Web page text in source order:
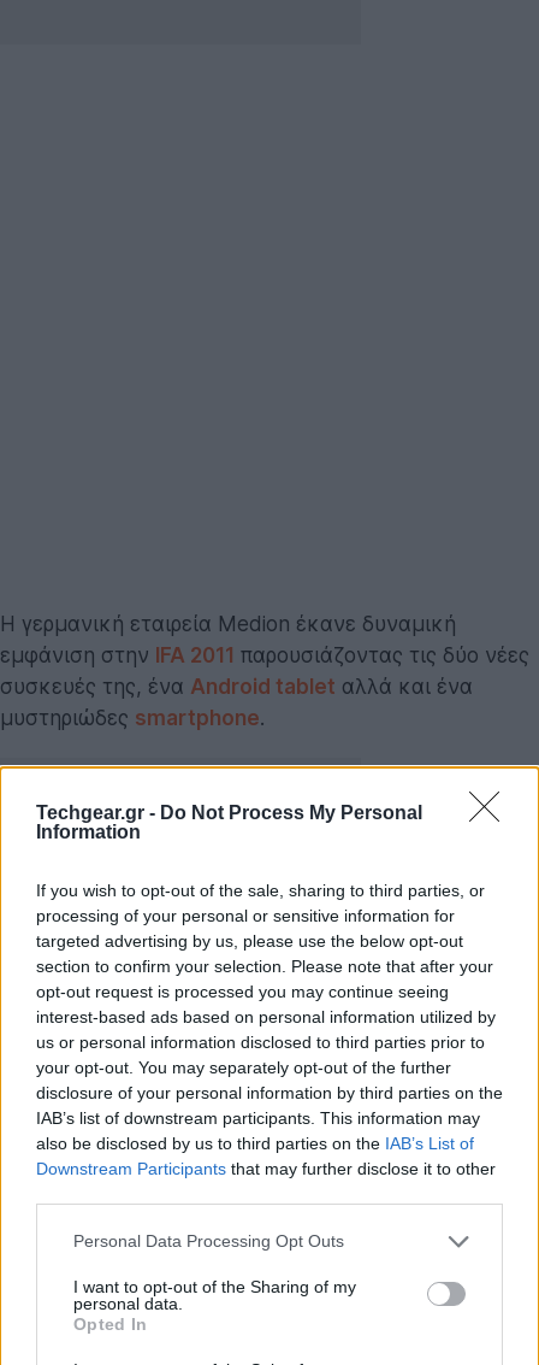
Techgear.gr - Do Not Process My Personal
Information
If you wish to opt-out of the sale, sharing to third parties, or
processing of your personal or sensitive information for
targeted advertising by us, please use the below opt-out
section to confirm your selection. Please note that after your
opt-out request is processed you may continue seeing
interest-based ads based on personal information utilized by
us or personal information disclosed to third parties prior to
your opt-out. You may separately opt-out of the further
disclosure of your personal information by third parties on the
IAB’s list of downstream participants. This information may
also be disclosed by us to third parties on the IAB’s List of
Downstream Participants that may further disclose it to other
Please note that this website/app uses one or more Google
not limited to your visit or usage behaviour. You may click to
grant or deny consent to Google and its third-party tags to
use your data for below specified purposes in below Google
Personal Data Processing Opt Outs
I want to opt-out of the Sharing of my
personal data.
Opted In
H γερμανική εταιρεία Medion έκανε δυναμική
εμφάνιση στην IFA 2011 παρουσιάζοντας τις δύο νέες
συσκευές της, ένα Android tablet αλλά και ένα
μυστηριώδες smartphone.
To tablet, με την ονομασία Medion LifeTab P9514,
ζυγίζει 720g και διαθέτει οθόνη 10" ανάλυσης
1280x800, επεξεργαστή Tegra 2, αποθηκευτικό χώρο
προεγκατεστημένη την εφαρμογή Docs to Go,
υποστήριξη HDMI και USB, WiFi αλλά και δυνατότητα
DLNA για ασύρματη σύνδεση.